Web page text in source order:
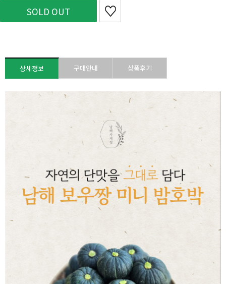
SOLD OUT
상세정보 구매안내 상품후기